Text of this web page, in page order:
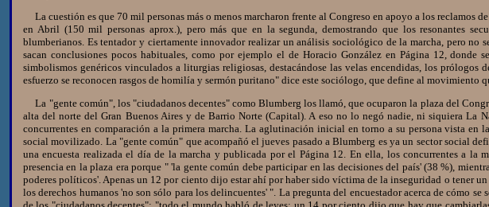
La cuestión es que 70 mil personas más o menos marcharon frente al Congreso en apoyo a los reclamos
en Abril (150 mil personas aprox.), pero más que en la segunda, demostrando que los resonantes
blumberianos. Es tentador y ciertamente innovador realizar un análisis sociológico de la marcha, pero no
sacan conclusiones pocos habituales, como por ejemplo el de Horacio González en Página 12,
simbolismos genéricos vinculados a liturgias religiosas, destacándose las velas encendidas, los
esfuerzo se reconocen rasgos de homilía y sermón puritano" dice este sociólogo, que define al movimiento
La "gente común", los "ciudadanos decentes" como Blumberg los llamó, que ocuparon la plaza del
alta del norte del Gran Buenos Aires y de Barrio Norte (Capital). A eso no lo negó nadie, ni siquiera La
concurrentes en comparación a la primera marcha. La aglutinación inicial en torno a su persona vista
social movilizado. La "gente común" que acompañó el jueves pasado a Blumberg es ya un sector social
una encuesta realizada el día de la marcha y publicada por el Página 12. En ella, los concurrentes a
presencia en la plaza era porque " 'la gente común debe participar en las decisiones del país' (38 %),
poderes políticos'. Apenas un 12 por ciento dijo estar ahí por haber sido víctima de la inseguridad o tener
los derechos humanos 'no son sólo para los delincuentes' ". La pregunta del encuestador acerca de cómo